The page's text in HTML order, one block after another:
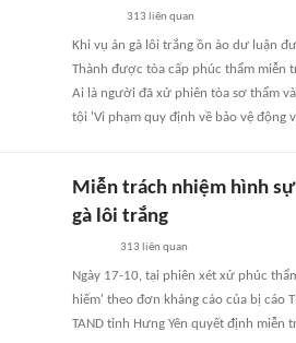
313 liên quan
Khi vụ án gà lôi trắng ồn ào dư luận
Thành được tòa cấp phúc thẩm miễn
Ai là người đã xử phiên tòa sơ thẩm
tội 'Vi phạm quy định về bảo vệ động
Miễn trách nhiệm hình
gà lôi trắng
313 liên quan
Ngày 17-10, tại phiên xét xử phúc
hiếm' theo đơn kháng cáo của bị cáo
TAND tỉnh Hưng Yên quyết định miễn